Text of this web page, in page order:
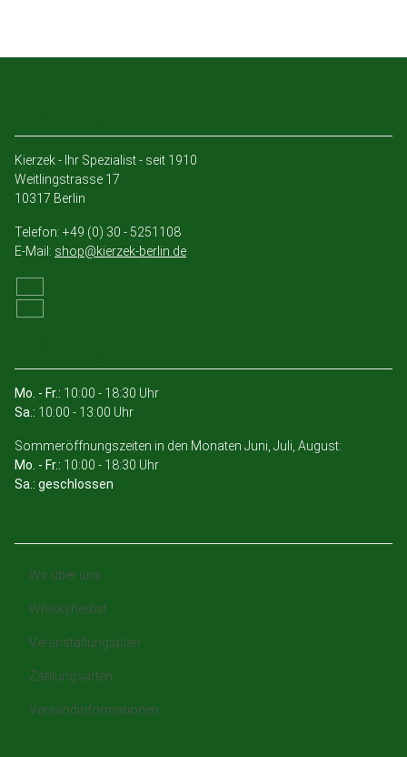
Kierzek - Ihr Spezialist - seit 1910
Weitlingstrasse 17
10317 Berlin
Telefon: +49 (0) 30 - 5251108
E-Mail: shop@kierzek-berlin.de
Mo. - Fr.: 10:00 - 18:30 Uhr
Sa.: 10:00 - 13:00 Uhr
Sommeröffnungszeiten in den Monaten Juni, Juli, August:
Mo. - Fr.: 10:00 - 18:30 Uhr
Sa.: geschlossen
Wir über uns
Whiskyherbst
Veranstaltungsplan
Zahlungsarten
Versandinformationen